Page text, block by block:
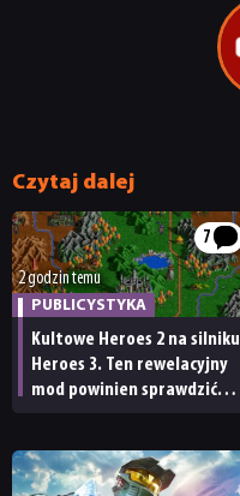
Czytaj dalej
7
2 godzin temu
PUBLICYSTYKA
Kultowe Heroes 2 na silniku
Heroes 3. Ten rewelacyjny
mod powinien sprawdzić